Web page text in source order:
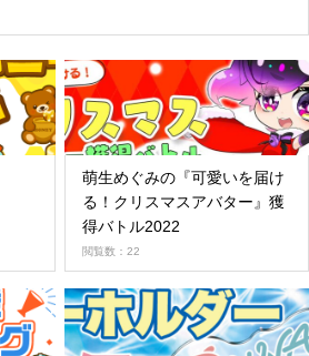
萌生めぐみの『可愛いを届け
る！クリスマスアバター』獲
得バトル2022
閲覧数：22